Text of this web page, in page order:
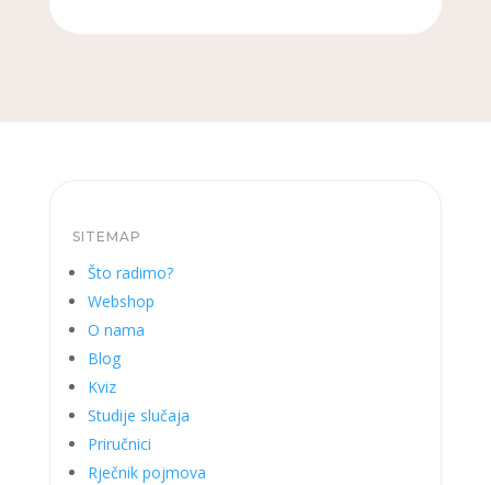
SITEMAP
Što radimo?
Webshop
O nama
Blog
Kviz
Studije slučaja
Priručnici
Rječnik pojmova